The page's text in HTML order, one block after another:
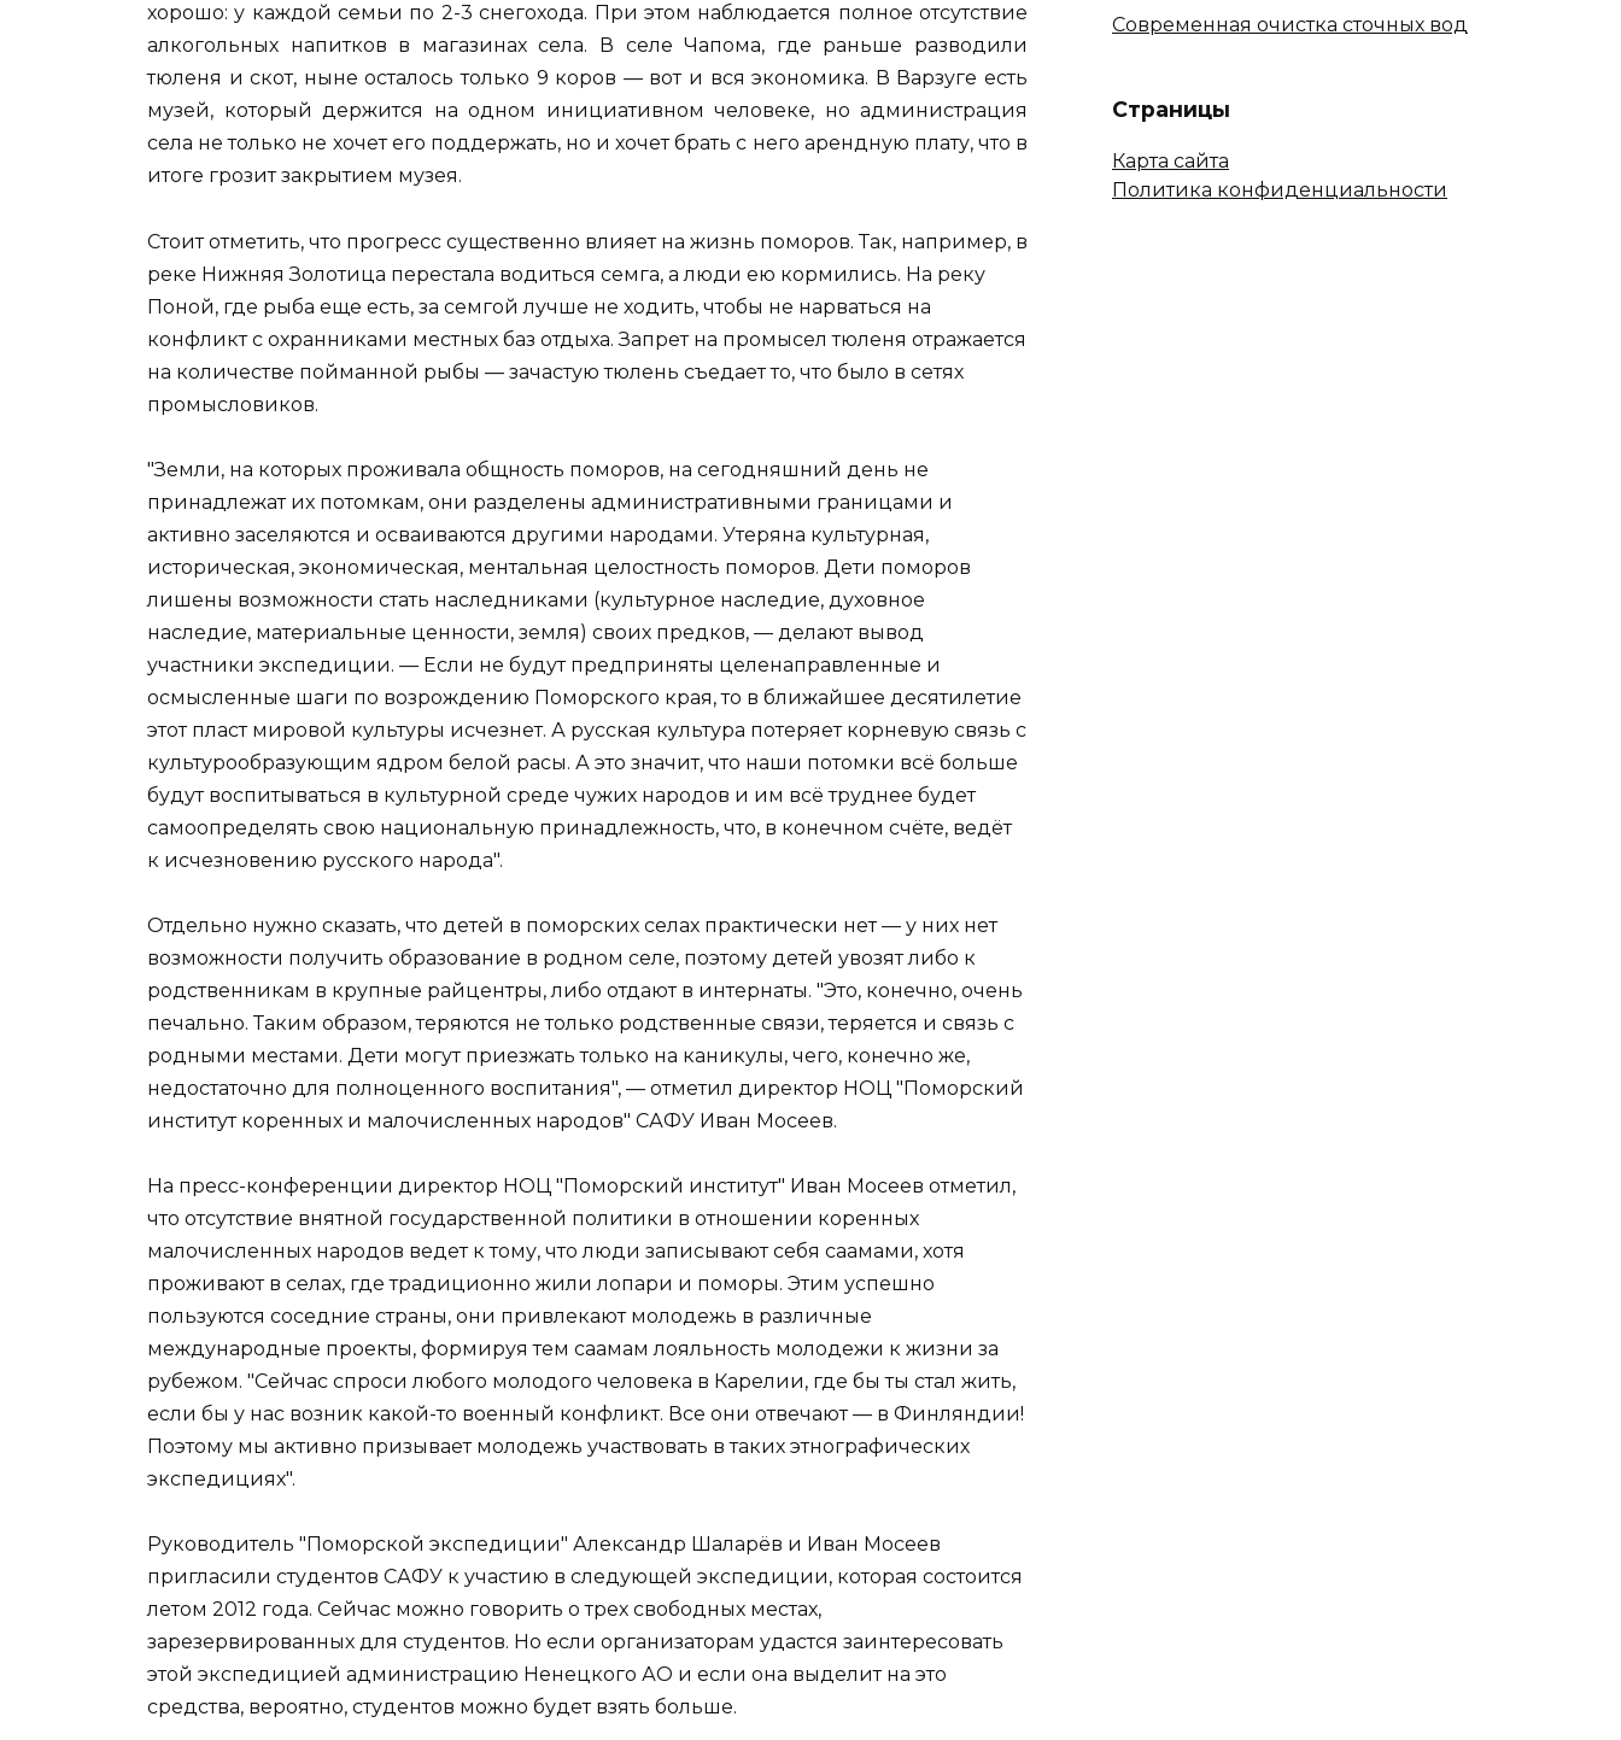
хорошо: у каждой семьи по 2-3 снегохода. При этом наблюдается полное отсутствие
алкогольных напитков в магазинах села. В селе Чапома, где раньше разводили
тюленя и скот, ныне осталось только 9 коров — вот и вся экономика. В Варзуге есть
музей, который держится на одном инициативном человеке, но администрация
села не только не хочет его поддержать, но и хочет брать с него арендную плату, что в
итоге грозит закрытием музея.
Стоит отметить, что прогресс существенно влияет на жизнь поморов. Так, например, в
реке Нижняя Золотица перестала водиться семга, а люди ею кормились. На реку
Поной, где рыба еще есть, за семгой лучше не ходить, чтобы не нарваться на
конфликт с охранниками местных баз отдыха. Запрет на промысел тюленя отражается
на количестве пойманной рыбы — зачастую тюлень съедает то, что было в сетях
промысловиков.
"Земли, на которых проживала общность поморов, на сегодняшний день не
принадлежат их потомкам, они разделены административными границами и
активно заселяются и осваиваются другими народами. Утеряна культурная,
историческая, экономическая, ментальная целостность поморов. Дети поморов
лишены возможности стать наследниками (культурное наследие, духовное
наследие, материальные ценности, земля) своих предков, — делают вывод
участники экспедиции. — Если не будут предприняты целенаправленные и
осмысленные шаги по возрождению Поморского края, то в ближайшее десятилетие
этот пласт мировой культуры исчезнет. А русская культура потеряет корневую связь с
культурообразующим ядром белой расы. А это значит, что наши потомки всё больше
будут воспитываться в культурной среде чужих народов и им всё труднее будет
самоопределять свою национальную принадлежность, что, в конечном счёте, ведёт
к исчезновению русского народа".
Отдельно нужно сказать, что детей в поморских селах практически нет — у них нет
возможности получить образование в родном селе, поэтому детей увозят либо к
родственникам в крупные райцентры, либо отдают в интернаты. "Это, конечно, очень
печально. Таким образом, теряются не только родственные связи, теряется и связь с
родными местами. Дети могут приезжать только на каникулы, чего, конечно же,
недостаточно для полноценного воспитания", — отметил директор НОЦ "Поморский
институт коренных и малочисленных народов" САФУ Иван Мосеев.
На пресс-конференции директор НОЦ "Поморский институт" Иван Мосеев отметил,
что отсутствие внятной государственной политики в отношении коренных
малочисленных народов ведет к тому, что люди записывают себя саамами, хотя
проживают в селах, где традиционно жили лопари и поморы. Этим успешно
пользуются соседние страны, они привлекают молодежь в различные
международные проекты, формируя тем саамам лояльность молодежи к жизни за
рубежом. "Сейчас спроси любого молодого человека в Карелии, где бы ты стал жить,
если бы у нас возник какой-то военный конфликт. Все они отвечают — в Финляндии!
Поэтому мы активно призывает молодежь участвовать в таких этнографических
экспедициях".
Руководитель "Поморской экспедиции" Александр Шаларёв и Иван Мосеев
пригласили студентов САФУ к участию в следующей экспедиции, которая состоится
летом 2012 года. Сейчас можно говорить о трех свободных местах,
зарезервированных для студентов. Но если организаторам удастся заинтересовать
этой экспедицией администрацию Ненецкого АО и если она выделит на это
средства, вероятно, студентов можно будет взять больше.
Современная очистка сточных вод
Страницы
Карта сайта
Политика конфиденциальности